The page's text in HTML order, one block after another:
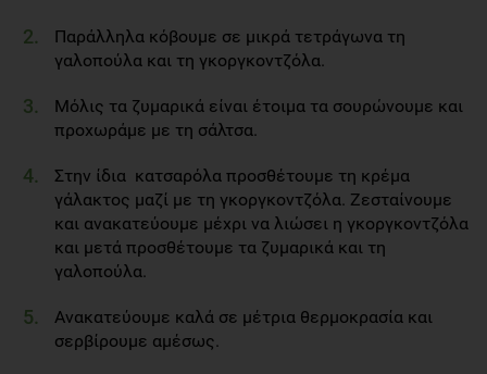
Παράλληλα κόβουμε σε μικρά τετράγωνα τη
γαλοπούλα και τη γκοργκοντζόλα.
Μόλις τα ζυμαρικά είναι έτοιμα τα σουρώνουμε και
προχωράμε με τη σάλτσα.
Στην ίδια κατσαρόλα προσθέτουμε τη κρέμα
γάλακτος μαζί με τη γκοργκοντζόλα. Ζεσταίνουμε
και ανακατεύουμε μέχρι να λιώσει η γκοργκοντζόλα
και μετά προσθέτουμε τα ζυμαρικά και τη
γαλοπούλα.
Ανακατεύουμε καλά σε μέτρια θερμοκρασία και
σερβίρουμε αμέσως.